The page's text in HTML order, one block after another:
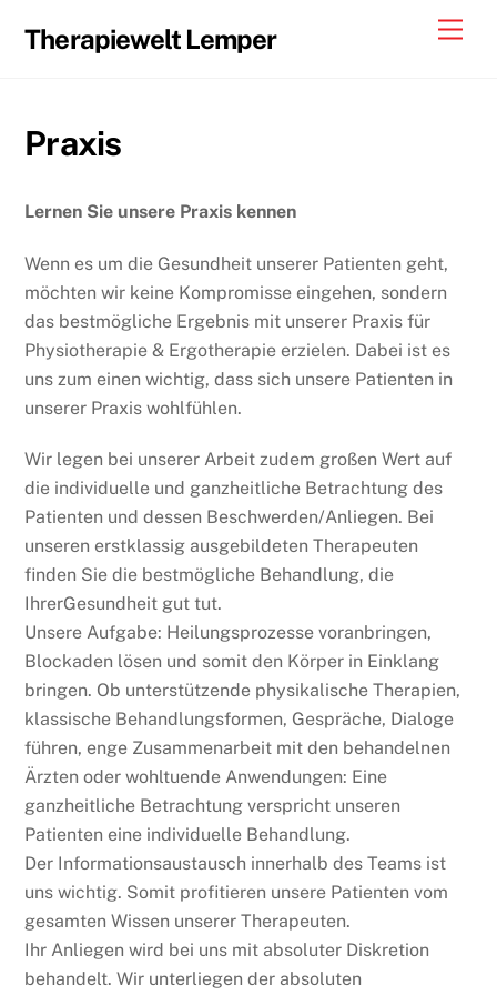
Therapiewelt Lemper
Praxis
Lernen Sie unsere Praxis kennen
Wenn es um die Gesundheit unserer Patienten geht,
möchten wir keine Kompromisse eingehen, sondern
das bestmögliche Ergebnis mit unserer Praxis für
Physiotherapie & Ergotherapie erzielen. Dabei ist es
uns zum einen wichtig, dass sich unsere Patienten in
unserer Praxis wohlfühlen.
Wir legen bei unserer Arbeit zudem großen Wert auf
die individuelle und ganzheitliche Betrachtung des
Patienten und dessen Beschwerden/Anliegen. Bei
unseren erstklassig ausgebildeten Therapeuten
finden Sie die bestmögliche Behandlung, die
IhrerGesundheit gut tut.
Unsere Aufgabe: Heilungsprozesse voranbringen,
Blockaden lösen und somit den Körper in Einklang
bringen. Ob unterstützende physikalische Therapien,
klassische Behandlungsformen, Gespräche, Dialoge
führen, enge Zusammenarbeit mit den behandelnen
Ärzten oder wohltuende Anwendungen: Eine
ganzheitliche Betrachtung verspricht unseren
Patienten eine individuelle Behandlung.
Der Informationsaustausch innerhalb des Teams ist
uns wichtig. Somit profitieren unsere Patienten vom
gesamten Wissen unserer Therapeuten.
Ihr Anliegen wird bei uns mit absoluter Diskretion
behandelt. Wir unterliegen der absoluten